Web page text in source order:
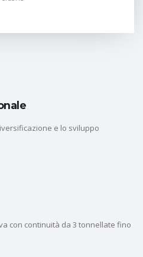
e lo sviluppo
con continuità da 3 tonnellate fino